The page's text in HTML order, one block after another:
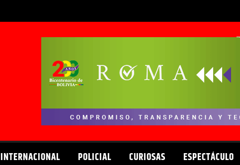
INTERNACIONAL POLICIAL CURIOSAS ESPECTÁCULO